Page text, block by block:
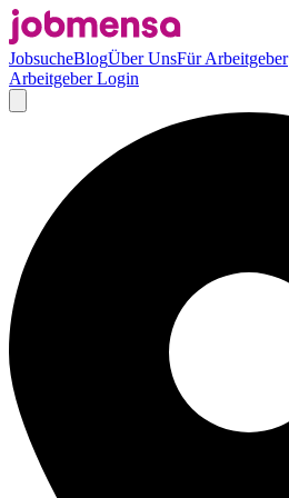
JobsucheBlogÜber UnsFür Arbeitgeber
Arbeitgeber Login